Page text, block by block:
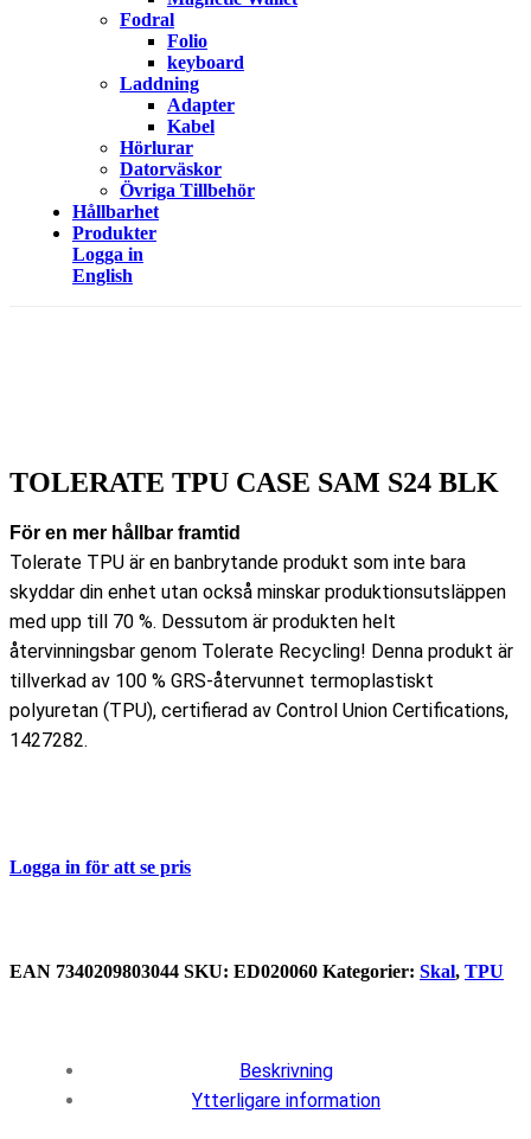
Fodral
Folio
keyboard
Laddning
Adapter
Kabel
Hörlurar
Datorväskor
Övriga Tillbehör
Hållbarhet
Produkter
Logga in
English
TOLERATE TPU CASE SAM S24 BLK
För en mer hållbar framtid
Tolerate TPU är en banbrytande produkt som inte bara
skyddar din enhet utan också minskar produktionsutsläppen
med upp till 70 %. Dessutom är produkten helt
återvinningsbar genom Tolerate Recycling! Denna produkt är
tillverkad av 100 % GRS-återvunnet termoplastiskt
polyuretan (TPU), certifierad av Control Union Certifications,
1427282.
Logga in för att se pris
EAN ‌7340209803044 SKU: ED020060 Kategorier: Skal, TPU
Beskrivning
Ytterligare information